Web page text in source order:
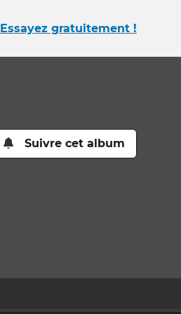
Essayez gratuitement !
Suivre cet album